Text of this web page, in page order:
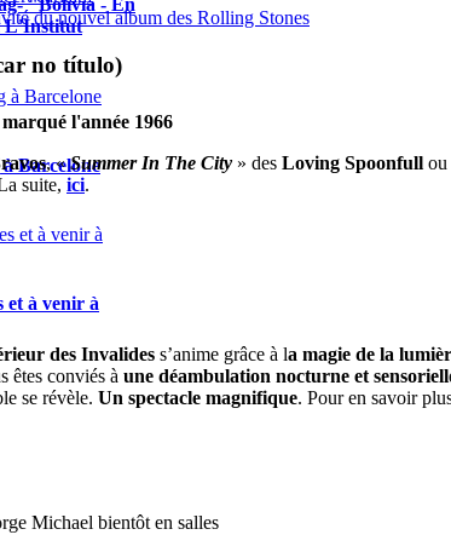
"Bolivia - En
L'Institut
Barcelone
et à venir à
du nouvel album des Rolling Stones
no título)
l'année 1966
, «Summer In The City » des Loving Spoonfull ou
suite, ici.
des Invalides s’anime grâce à la magie de la
êtes conviés à une déambulation nocturne et sensoriell
se révèle. Un spectacle magnifique. Pour en savoir
Michael bientôt en salles